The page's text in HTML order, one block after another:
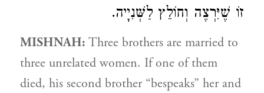
זוֹ שֶׁיִּרְצֶה וְחוֹלֵץ לַשְּׁנִיָיה.
MISHNAH: Three brothers are married to
three unrelated women. If one of them
died, his second brother “bespeaks” her and